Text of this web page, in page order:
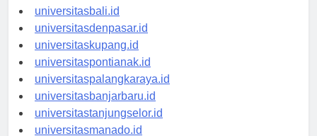
universitasbanten.id
universitasbali.id
universitasdenpasar.id
universitaskupang.id
universitaspontianak.id
universitaspalangkaraya.id
universitasbanjarbaru.id
universitastanjungselor.id